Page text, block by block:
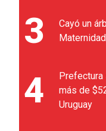
3
Cayó un
4
Prefectura
más de
Uruguay